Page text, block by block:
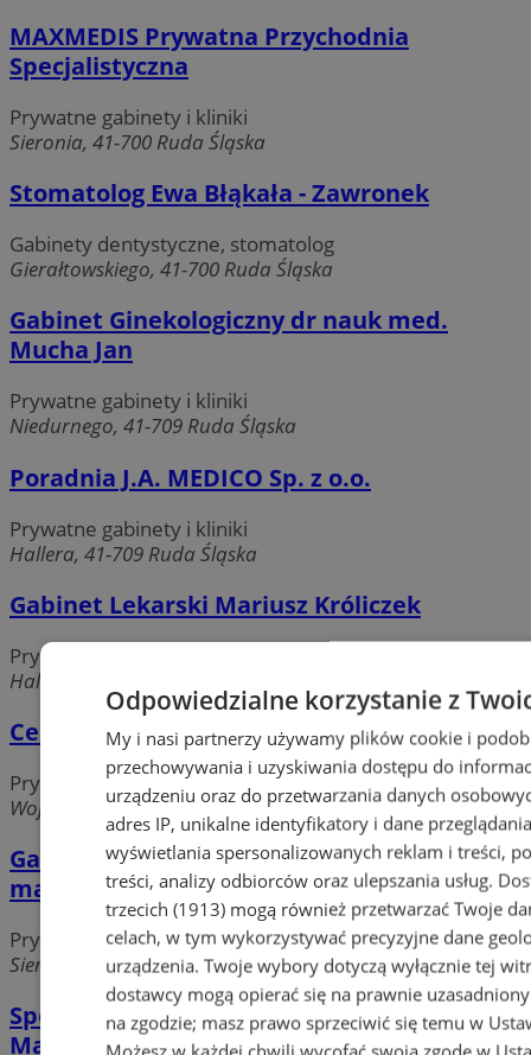
MAXMEDIS Prywatna Przychodnia
Specjalistyczna
Prywatne gabinety i kliniki
Sieronia, 41-700 Ruda Śląska
Stomatolog Ewa Błąkała - Zawronek
Gabinety dentystyczne, stomatolog
Gierałtowskiego, 41-700 Ruda Śląska
Gabinet Ginekologiczny dr nauk med.
Mucha Jan
Prywatne gabinety i kliniki
Niedurnego, 41-709 Ruda Śląska
Poradnia J.A. MEDICO Sp. z o.o.
Prywatne gabinety i kliniki
Hallera, 41-709 Ruda Śląska
Gabinet Lekarski Mariusz Króliczek
Prywatne gabinety i kliniki
Hallera, 41-709 Ruda Śląska
Centrum Odnowy Biologicznej
Prywatne gabinety i kliniki
Wojska Polskiego, 41-700 Ruda Śląska
Gabinet masażu leczniczego,
magnetoterapii, światłolecznictwa
Prywatne gabinety i kliniki
Sienkiewicza, 41-710 Ruda Śląska
Specjalistyczna Praktyka Lekarska -
Mariusz Skowron specjalista psychiatra
Odpowiedzialne korzystanie z
My i nasi partnerzy używamy plików cookie i
przechowywania i uzyskiwania dostępu do
urządzeniu oraz do przetwarzania danych
adres IP, unikalne identyfikatory i dane
wyświetlania spersonalizowanych reklam i treści,
treści, analizy odbiorców oraz ulepszania usług.
trzecich (1913)mogą również przetwarzać Twoje
celach, w tym wykorzystywać precyzyjne dane
urządzenia. Twoje wybory dotyczą wyłącznie tej
dostawcy mogą opierać się na prawnie
na zgodzie; masz prawo sprzeciwić się temu w
Możesz w każdej chwili wycofać swoją zgodę w